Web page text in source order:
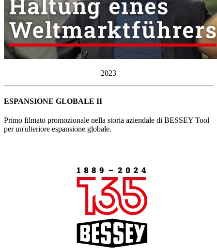
2023
ESPANSIONE GLOBALE II
Primo filmato promozionale nella storia aziendale di BESSEY Tool
per un'ulteriore espansione globale.